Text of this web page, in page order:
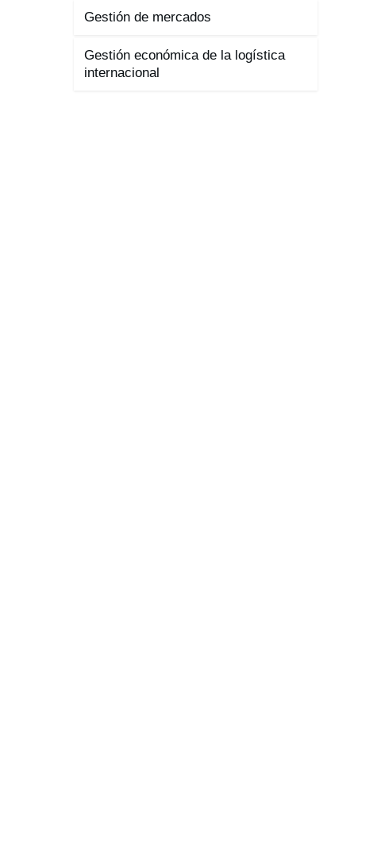
Gestión de mercados
Gestión económica de la logística
internacional